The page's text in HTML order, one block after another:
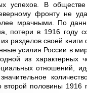
успехов. В
фронту не
мрачными. По
потери в 1916 году
разделов своей
усилия России в
из характерных
отношений,
половины 1916